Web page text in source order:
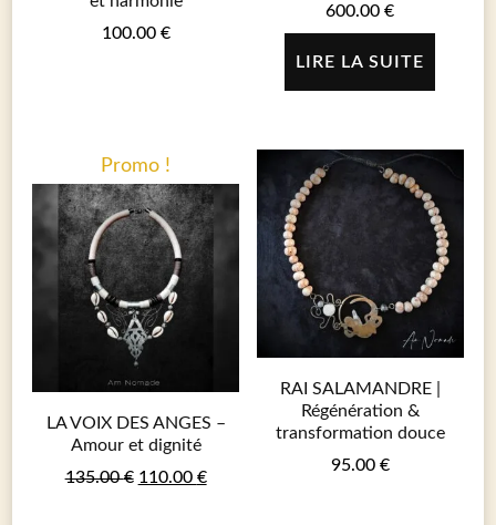
100.00 €
600.00€
LIRE LA SUITE
Promo !
LA VOIX DES ANGES –
Amour et dignité
135.00€ Le
110.00 €Le
RAI SALAMANDRE |
Régénération &
transformation douce
95.00 €